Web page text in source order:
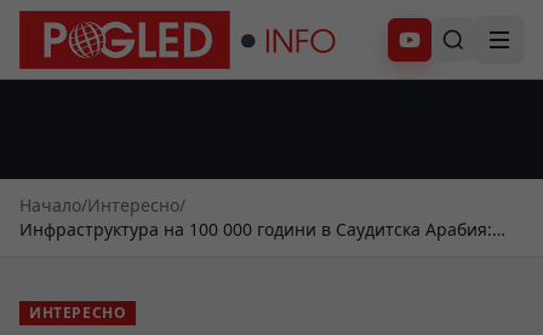
Абонирай се
Начало/Интересно/
Инфраструктура на 100 000 години в Саудитска Арабия:
ИНТЕРЕСНО